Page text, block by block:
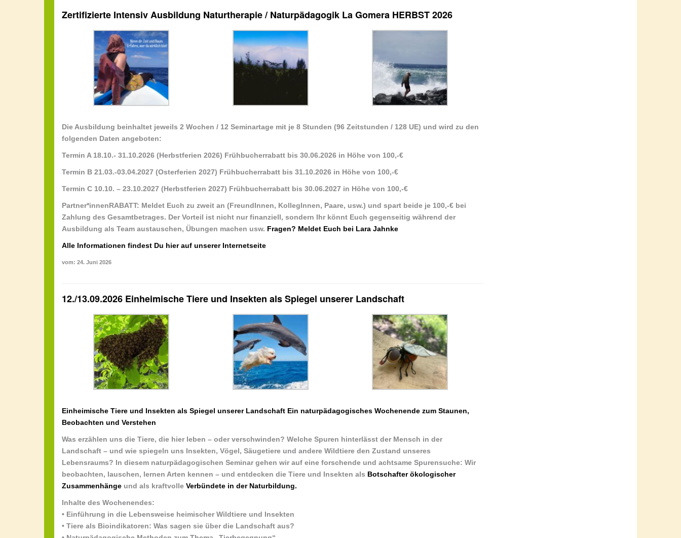
Zertifizierte Intensiv Ausbildung Naturtherapie / Naturpädagogik La Gomera HERBST 2026
Die Ausbildung beinhaltet jeweils 2 Wochen / 12 Seminartage mit je 8 Stunden (96 Zeitstunden / 128 UE) und wird zu den
folgenden Daten angeboten:
Termin A 18.10.- 31.10.2026 (Herbstferien 2026) Frühbucherrabatt bis 30.06.2026 in Höhe von 100,-€
Termin B 21.03.-03.04.2027 (Osterferien 2027) Frühbucherrabatt bis 31.10.2026 in Höhe von 100,-€
Termin C 10.10. – 23.10.2027 (Herbstferien 2027) Frühbucherrabatt bis 30.06.2027 in Höhe von 100,-€
Partner*innenRABATT: Meldet Euch zu zweit an (FreundInnen, KollegInnen, Paare, usw.) und spart beide je 100,-€ bei
Zahlung des Gesamtbetrages. Der Vorteil ist nicht nur finanziell, sondern Ihr könnt Euch gegenseitig während der
Ausbildung als Team austauschen, Übungen machen usw. Fragen? Meldet Euch bei Lara Jahnke
Alle Informationen findest Du hier auf unserer Internetseite
vom: 24. Juni 2026
12./13.09.2026 Einheimische Tiere und Insekten als Spiegel unserer Landschaft
Einheimische Tiere und Insekten als Spiegel unserer Landschaft Ein naturpädagogisches Wochenende zum Staunen,
Beobachten und Verstehen
Was erzählen uns die Tiere, die hier leben – oder verschwinden? Welche Spuren hinterlässt der Mensch in der
Landschaft – und wie spiegeln uns Insekten, Vögel, Säugetiere und andere Wildtiere den Zustand unseres
Lebensraums? In diesem naturpädagogischen Seminar gehen wir auf eine forschende und achtsame Spurensuche: Wir
beobachten, lauschen, lernen Arten kennen – und entdecken die Tiere und Insekten als Botschafter ökologischer
Zusammenhänge und als kraftvolle Verbündete in der Naturbildung.
Inhalte des Wochenendes:
• Einführung in die Lebensweise heimischer Wildtiere und Insekten
• Tiere als Bioindikatoren: Was sagen sie über die Landschaft aus?